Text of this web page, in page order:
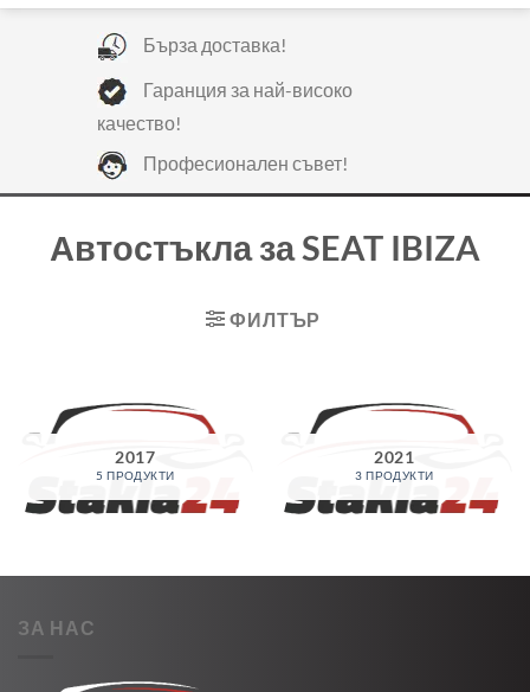
Бърза доставка!
Гаранция за най-високо
качество!
Професионален съвет!
Автостъкла за SEAT IBIZA
ФИЛТЪР
2017
5 ПРОДУКТИ
2021
3 ПРОДУКТИ
ЗА НАС